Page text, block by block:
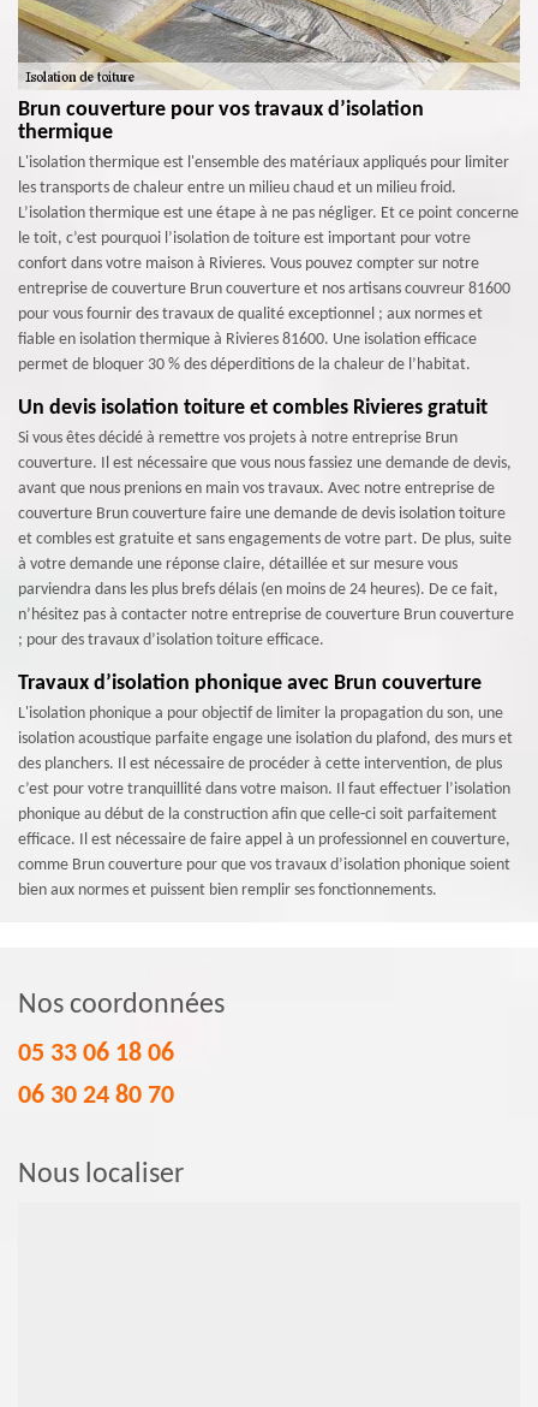
Brun couverture pour vos travaux d’isolation
thermique
L'isolation thermique est l'ensemble des matériaux appliqués pour limiter
les transports de chaleur entre un milieu chaud et un milieu froid.
L’isolation thermique est une étape à ne pas négliger. Et ce point concerne
le toit, c’est pourquoi l’isolation de toiture est important pour votre
confort dans votre maison à Rivieres. Vous pouvez compter sur notre
entreprise de couverture Brun couverture et nos artisans couvreur 81600
pour vous fournir des travaux de qualité exceptionnel ; aux normes et
fiable en isolation thermique à Rivieres 81600. Une isolation efficace
permet de bloquer 30 % des déperditions de la chaleur de l’habitat.
Un devis isolation toiture et combles Rivieres gratuit
Si vous êtes décidé à remettre vos projets à notre entreprise Brun
couverture. Il est nécessaire que vous nous fassiez une demande de devis,
avant que nous prenions en main vos travaux. Avec notre entreprise de
couverture Brun couverture faire une demande de devis isolation toiture
et combles est gratuite et sans engagements de votre part. De plus, suite
à votre demande une réponse claire, détaillée et sur mesure vous
parviendra dans les plus brefs délais (en moins de 24 heures). De ce fait,
n’hésitez pas à contacter notre entreprise de couverture Brun couverture
; pour des travaux d’isolation toiture efficace.
Travaux d’isolation phonique avec Brun couverture
L'isolation phonique a pour objectif de limiter la propagation du son, une
isolation acoustique parfaite engage une isolation du plafond, des murs et
des planchers. Il est nécessaire de procéder à cette intervention, de plus
c’est pour votre tranquillité dans votre maison. Il faut effectuer l’isolation
phonique au début de la construction afin que celle-ci soit parfaitement
efficace. Il est nécessaire de faire appel à un professionnel en couverture,
comme Brun couverture pour que vos travaux d’isolation phonique soient
bien aux normes et puissent bien remplir ses fonctionnements.
Nos coordonnées
05 33 06 18 06
06 30 24 80 70
Nous localiser